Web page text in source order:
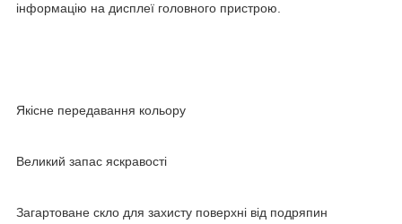
інформацію на дисплеї головного пристрою.
Якісне передавання кольору
Великий запас яскравості
Загартоване скло для захисту поверхні від подряпин